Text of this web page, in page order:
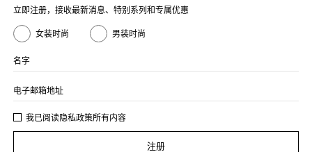
立即注册，接收最新消息、特别系列和专属优惠
女装时尚 男装时尚
名字
电子邮箱地址
我已阅读隐私政策所有内容
注册